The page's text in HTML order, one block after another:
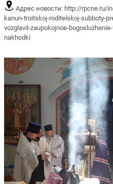
Адрес новости: http://rpcne.ru/
kanun-troitskoj-roditelskoj-subboty-
vozglavil-zaupokojnoe-
nakhodki